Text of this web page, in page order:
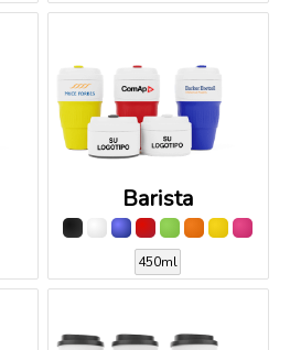
Barista
450ml